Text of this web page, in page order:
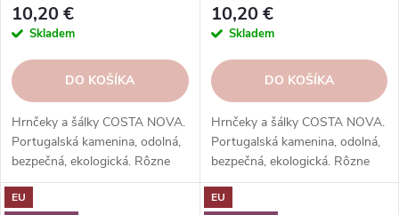
10,20 €
Skladem
DO KOŠÍKA
Hrnčeky a šálky COSTA NOVA.
Portugalská kamenina, odolná,
bezpečná, ekologická. Rôzne
tvary, farby, vzory. Ideálne na
kávu, espresso, cappuccino,
10,20 €
Skladem
DO KOŠÍKA
Hrnčeky a šálky COSTA NOVA.
Portugalská kamenina, odolná,
bezpečná, ekologická. Rôzne
tvary, farby, vzory. Ideálne na
kávu, espresso, cappuccino,
EU
EU